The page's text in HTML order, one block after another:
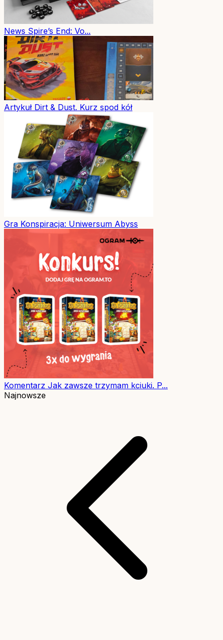
News Spire’s End: Vo...
Artykuł Dirt & Dust. Kurz spod kół
Gra Konspiracja: Uniwersum Abyss
Komentarz Jak zawsze trzymam kciuki. P...
Najnowsze